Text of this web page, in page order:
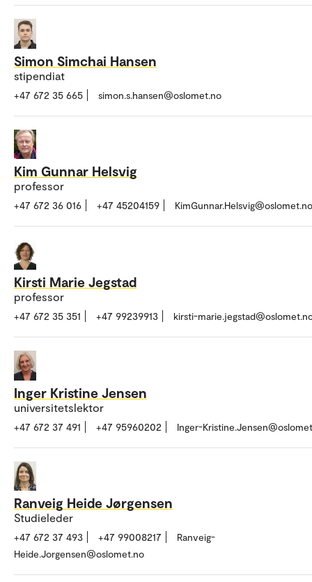
Simon Simchai Hansen
stipendiat
+47 672 35 665 simon.s.hansen@oslomet.no
Kim Gunnar Helsvig
professor
+47 672 36 016 +47 45204159 KimGunnar.Helsvig@oslomet.no
Kirsti Marie Jegstad
professor
+47 672 35 351 +47 99239913 kirsti-
Inger Kristine Jensen
universitetslektor
+47 672 37 491 +47 95960202 Inger-
Ranveig Heide Jørgensen
Studieleder
+47 672 37 493 +47 99008217
Ranveig-
Heide.Jorgensen@oslomet.no